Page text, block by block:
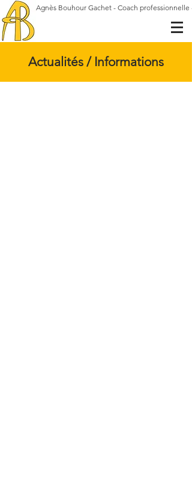
Agnès Bouhour Gachet - Coach professionnelle
Actualités / Informations